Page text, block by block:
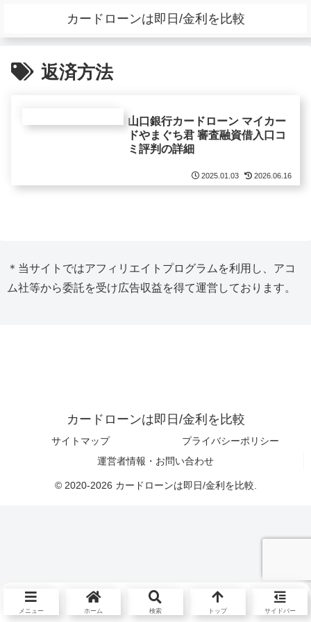
カードローンは即日/金利を比較
返済方法
山口銀行カードローン マイカー
ドやまぐち君 審査融資借入口コ
ミ評判の詳細
2025.01.03 2026.06.16
＊当サイトではアフィリエイトプログラムを利用し、アコ
ム社等から委託を受け広告収益を得て運営しております。
カードローンは即日/金利を比較
サイトマップ
プライバシーポリシー
運営者情報・お問い合わせ
© 2020-2026 カードローンは即日/金利を比較.
メニュー ホーム 検索 トップ サイドバー